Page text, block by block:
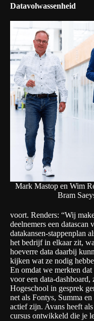
Datavolwassenheid
Mark Mastop en Wim
Bram
voort. Renders: “Wij
deelnemers een datascan
datakansen-stappenplan
het bedrijf in elkaar zit,
hoeverre data daarbij
kijken wat ze nodig
En omdat we merkten
voor een data-
Hogeschool in gesprek
net als Fontys, Summa
actief zijn. Avans heeft
cursus ontwikkeld die je